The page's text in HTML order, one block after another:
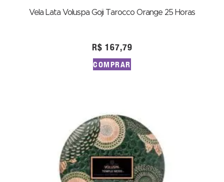
Vela Lata Voluspa Goji Tarocco Orange 25 Horas
R$ 167,79
COMPRAR